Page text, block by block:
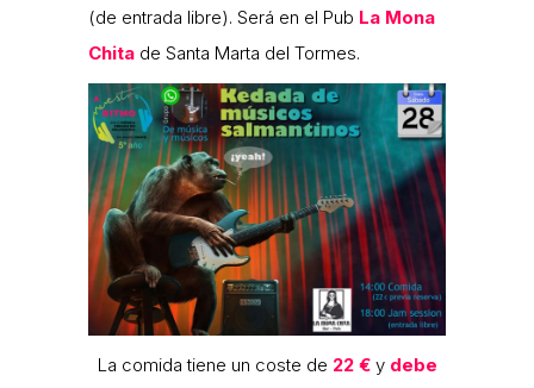
(de entrada libre). Será en el Pub La Mona
Chita de Santa Marta del Tormes.
La comida tiene un coste de 22 € y debe